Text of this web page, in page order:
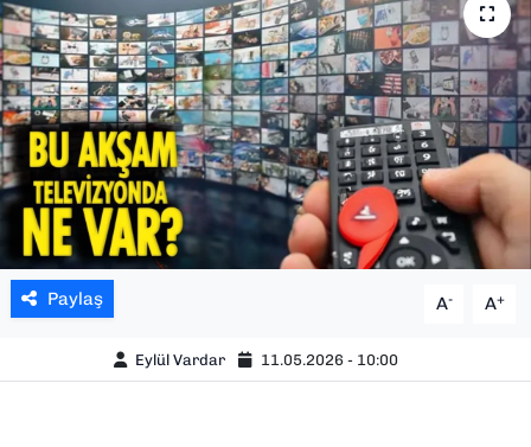
Paylaş A- A+
Eylül Vardar 11.05.2026 - 10:00
YEREL YÖNETİMLER